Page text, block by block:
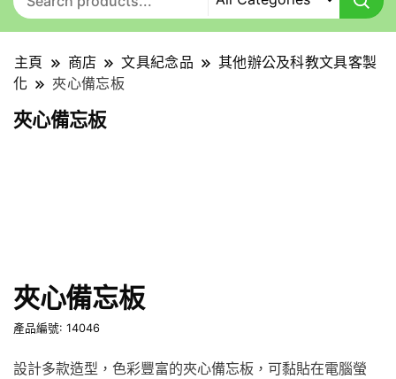
主頁 商店 文具紀念品
其他辦公及科教文具客製
化
夾心備忘板
夾心備忘板
夾心備忘板
產品編號: 14046
設計多款造型，色彩豐富的夾心備忘板，可黏貼在電腦螢